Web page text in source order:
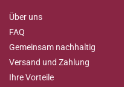
Über uns
FAQ
Gemeinsam nachhaltig
Versand und Zahlung
Ihre Vorteile